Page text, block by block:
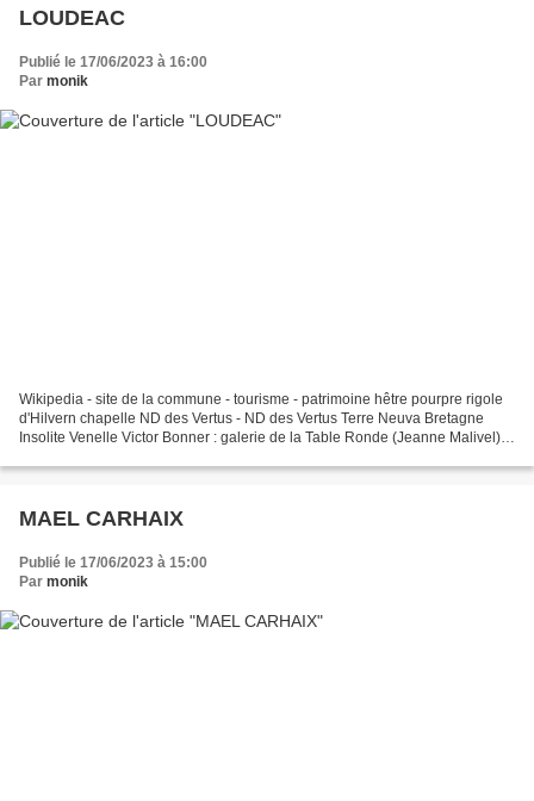
LOUDEAC
Publié le 17/06/2023 à 16:00
Par monik
Wikipedia - site de la commune - tourisme - patrimoine hêtre pourpre rigole
d'Hilvern chapelle ND des Vertus - ND des Vertus Terre Neuva Bretagne
Insolite Venelle Victor Bonner : galerie de la Table Ronde (Jeanne Malivel) –
MAEL CARHAIX
Publié le 17/06/2023 à 15:00
Par monik